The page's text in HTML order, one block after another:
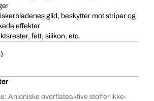
glid, beskytter mot striper og
effekter
fett, silikon, etc.
Anioniske overflateaktive stoffer ikke-